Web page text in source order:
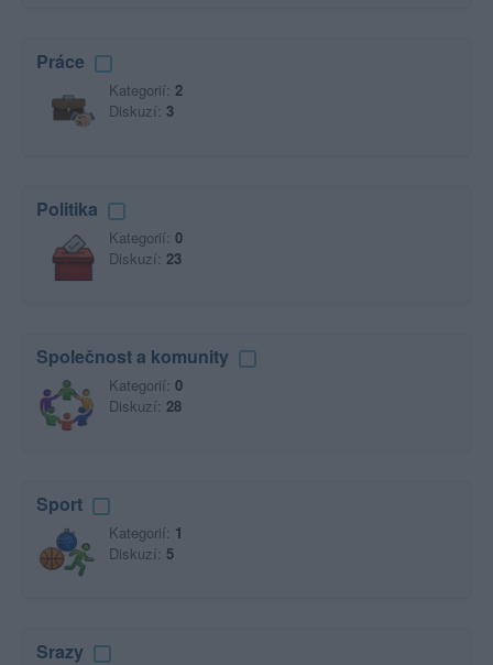
Práce
Kategorií: 2
Diskuzí: 3
Politika
Kategorií: 0
Diskuzí: 23
Společnost a komunity
Kategorií: 0
Diskuzí: 28
Sport
Kategorií: 1
Diskuzí: 5
Srazy